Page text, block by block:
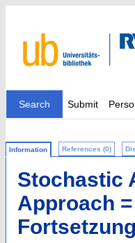
Search Submit
Information References (0)
Stochastic
Approach